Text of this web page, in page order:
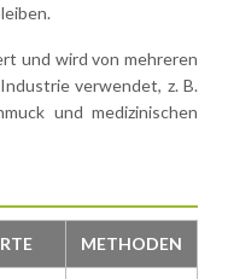
und wird von mehreren
verwendet, z. B.
und medizinischen
METHODEN